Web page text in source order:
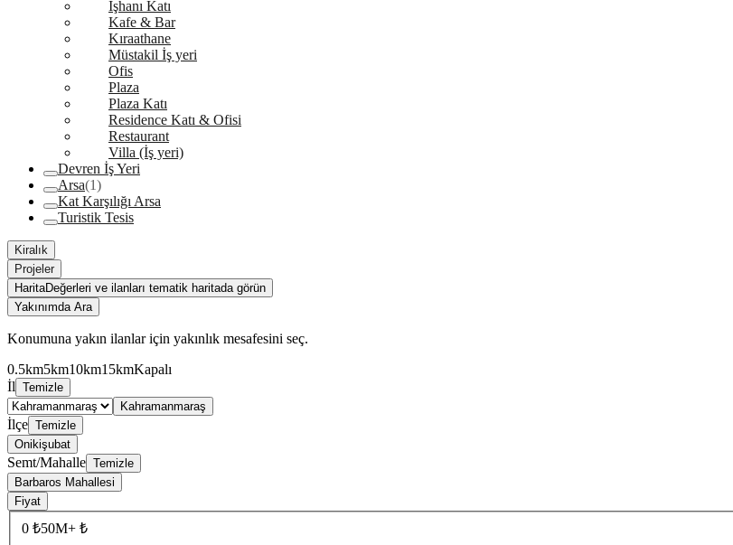
İşhanı Katı
Kafe & Bar
Kıraathane
Müstakil İş yeri
Ofis
Plaza
Plaza Katı
Residence Katı & Ofisi
Restaurant
Villa (İş yeri)
Devren İş Yeri
Arsa(1)
Kat Karşılığı Arsa
Turistik Tesis
Kiralık
Projeler
HaritaDeğerleri ve ilanları tematik haritada görün
Yakınımda Ara
Konumuna yakın ilanlar için yakınlık mesafesini seç.
0.5km5km10km15kmKapalı
İl Temizle
Kahramanmaraş
İlçe Temizle
Onikişubat
Semt/Mahalle Temizle
Barbaros Mahallesi
Fiyat
0 ₺50M+ ₺